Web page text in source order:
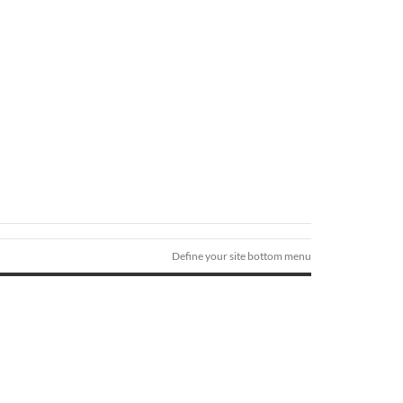
Define your site bottom menu